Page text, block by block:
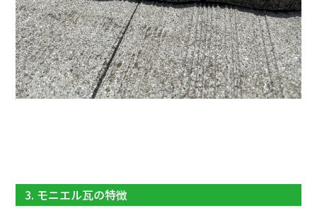
3. モニエル瓦の特徴